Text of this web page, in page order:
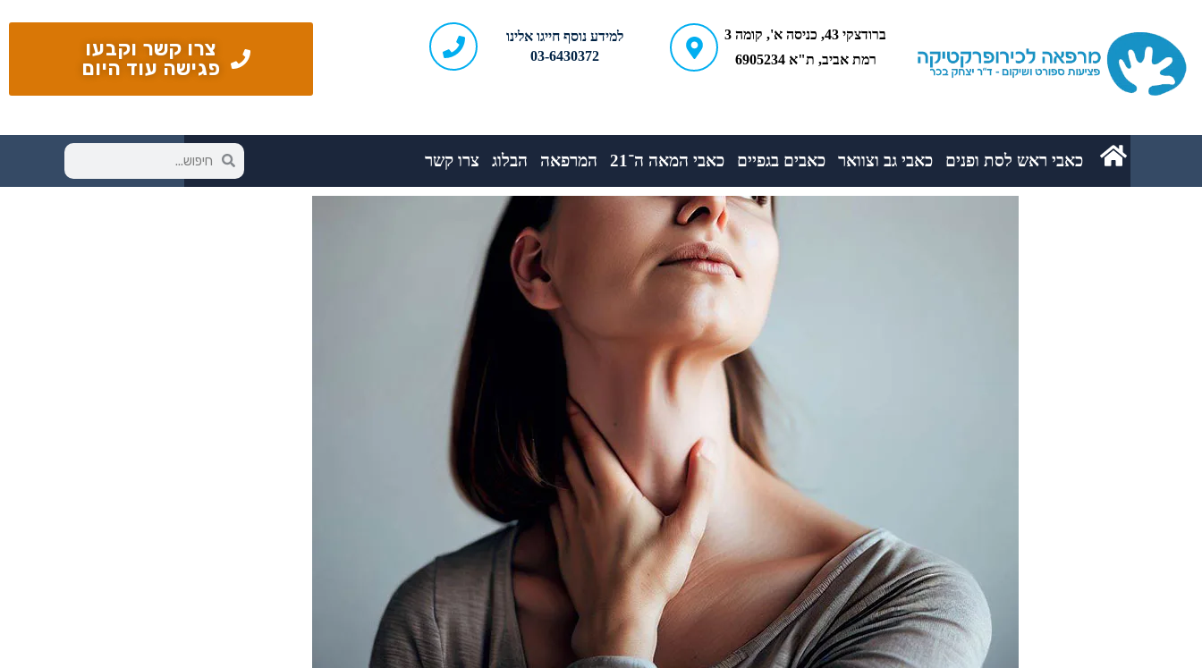
ברודצקי 43, כניסה א', קומה 3
רמת אביב, ת"א 6905234
למידע נוסף חייגו אלינו
03-6430372
צרו קשר וקבעו
פגישה עוד היום
כאבי ראש לסת ופנים כאבי גב וצוואר כאבים בגפיים כאבי המאה ה־21 המרפאה הבלוג צרו קשר